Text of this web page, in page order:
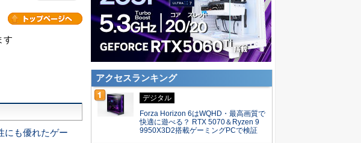
す
にも優れたゲー
アクセスランキング
デジタル
Forza Horizon 6はWQHD・最高画質で
快適に遊べる？ RTX 5070＆Ryzen 9
9950X3D2搭載ゲーミングPCで検証